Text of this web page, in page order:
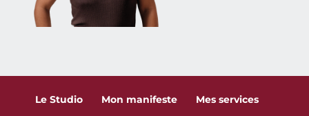
Le Studio Mon manifeste Mes services